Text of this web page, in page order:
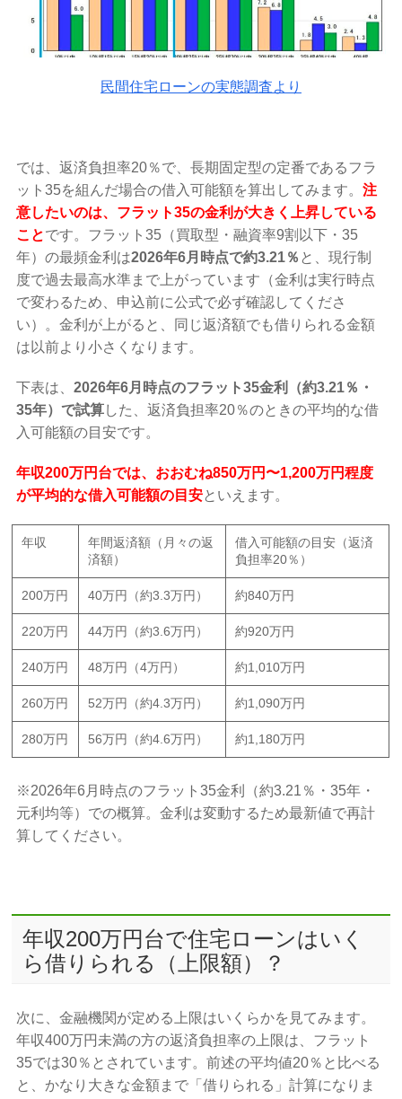
民間住宅ローンの実態調査より
では、返済負担率20％で、長期固定型の定番であるフラ
ット35を組んだ場合の借入可能額を算出してみます。注
意したいのは、フラット35の金利が大きく上昇している
ことです。フラット35（買取型・融資率9割以下・35
年）の最頻金利は2026年6月時点で約3.21％ と、現行制
度で過去最高水準まで上がっています（金利は実行時点
で変わるため、申込前に公式で必ず確認してくださ
い）。金利が上がると、同じ返済額でも借りられる金額
は以前より小さくなります。
下表は、2026年6月時点のフラット35金利（約3.21％・
35年）で試算した、返済負担率20％のときの平均的な借
入可能額の目安です。
年収200万円台では、おおむね850万円〜1,200万円程度
が平均的な借入可能額の目安といえます。
年収
年間返済額（月々の返
済額）
借入可能額の目安（返済
負担率20％）
200万円 40万円（約3.3万円） 約840万円
220万円 44万円（約3.6万円） 約920万円
240万円 48万円（4万円） 約1,010万円
260万円 52万円（約4.3万円） 約1,090万円
280万円 56万円（約4.6万円） 約1,180万円
※2026年6月時点のフラット35金利（約3.21％・35年・
元利均等）での概算。金利は変動するため最新値で再計
算してください。
年収200万円台で住宅ローンはいく
ら借りられる（上限額）？
次に、金融機関が定める上限はいくらかを見てみます。
年収400万円未満の方の返済負担率の上限は、フラット
35では30％とされています。前述の平均値20％と比べる
と、かなり大きな金額まで「借りられる」計算になりま